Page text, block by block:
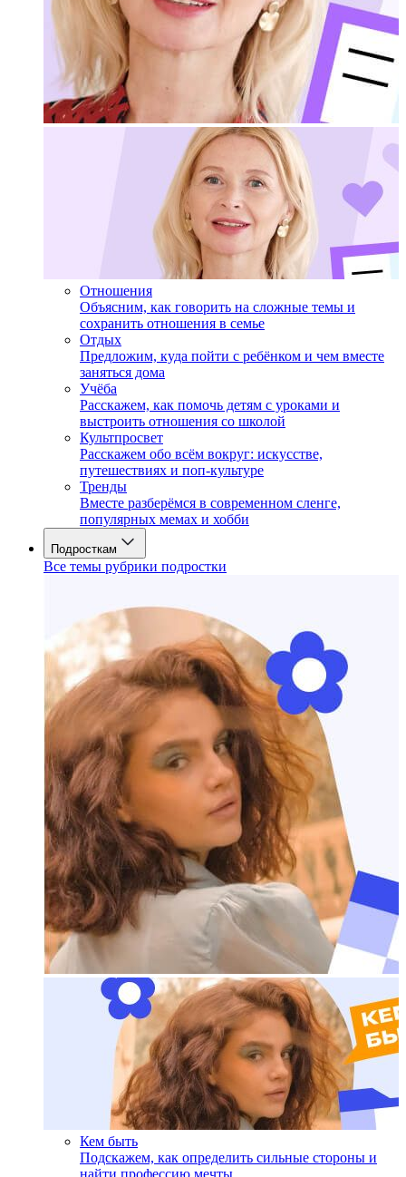
Отношения
Объясним, как говорить на сложные темы и
сохранить отношения в семье
Отдых
Предложим, куда пойти с ребёнком и чем вместе
заняться дома
Учёба
Расскажем, как помочь детям с уроками и
выстроить отношения со школой
Культпросвет
Расскажем обо всём вокруг: искусстве,
путешествиях и поп-культуре
Тренды
Вместе разберёмся в современном сленге,
популярных мемах и хобби
Подросткам
Все темы рубрики подростки
Кем быть
Подскажем, как определить сильные стороны и
найти профессию мечты